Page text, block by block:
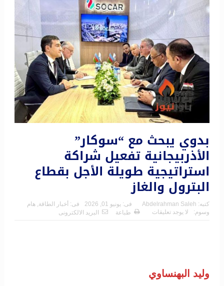
بدوي يبحث مع “سوكار”
الأذربيجانية تفعيل شراكة
استراتيجية طويلة الأجل بقطاع
البترول والغاز
كتبه: Abdelrahman Saleh فى: يونيو 01, 2026 فى: أخبار الطاقة, هام
وسوم:
لا يوجد تعليقات طباعة البريد الالكترونى
وليد البهنساوي